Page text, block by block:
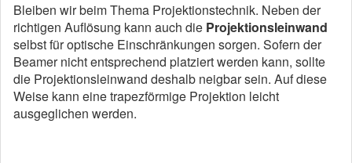
Bleiben wir beim Thema Projektionstechnik. Neben der
richtigen Auflösung kann auch die Projektionsleinwand
selbst für optische Einschränkungen sorgen. Sofern der
Beamer nicht entsprechend platziert werden kann, sollte
die Projektionsleinwand deshalb neigbar sein. Auf diese
Weise kann eine trapezförmige Projektion leicht
ausgeglichen werden.